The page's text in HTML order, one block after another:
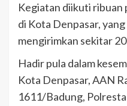
Kegiatan diikuti ribuan
di Kota Denpasar,
mengirimkan sekitar
Hadir pula dalam
Kota Denpasar, AAN
1611/Badung,